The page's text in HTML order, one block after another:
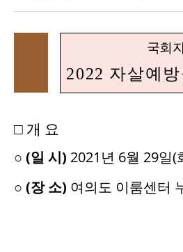
국회
2022 자살예
□ 개 요
○ (일 시 ) 2021 년 6월 29일(
○ (장 소) 여의도 이룸센터